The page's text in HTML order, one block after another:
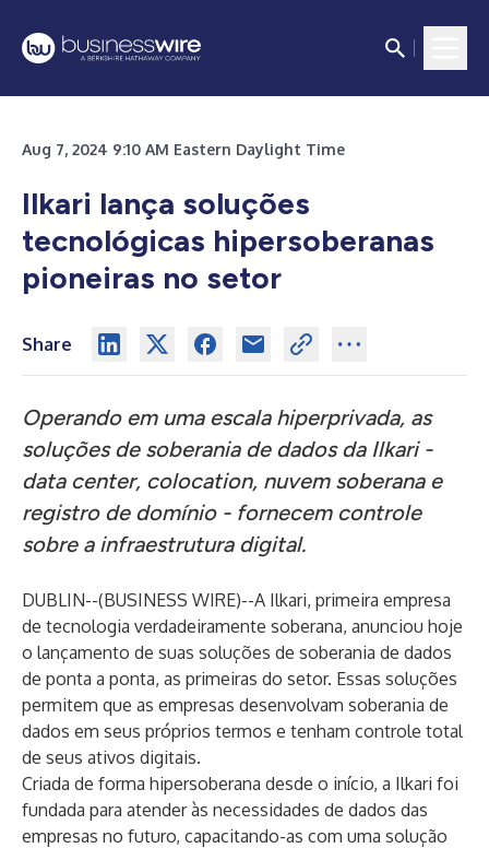
Aug 7, 2024 9:10 AM Eastern Daylight Time
Ilkari lança soluções
tecnológicas hipersoberanas
pioneiras no setor
Share
Operando em uma escala hiperprivada, as
soluções de soberania de dados da Ilkari -
data center, colocation, nuvem soberana e
registro de domínio - fornecem controle
sobre a infraestrutura digital.
DUBLIN--(BUSINESS WIRE)--A Ilkari, primeira empresa
de tecnologia verdadeiramente soberana, anunciou hoje
o lançamento de suas soluções de soberania de dados
de ponta a ponta, as primeiras do setor. Essas soluções
permitem que as empresas desenvolvam soberania de
dados em seus próprios termos e tenham controle total
de seus ativos digitais.
Criada de forma hipersoberana desde o início, a Ilkari foi
fundada para atender às necessidades de dados das
empresas no futuro, capacitando-as com uma solução